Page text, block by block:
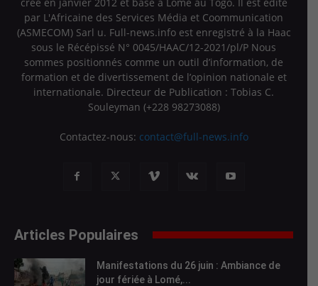
par L'Africaine des Services Média et Coommunication
(ASMECOM) Sarl u. Full-news.info est enregistré à la Haac
sous le Récépissé N° 0045/HAAC/12-2021/pl/P Nous
sommes positionnés comme un outil d’information, de
formation et de divertissement de l’opinion nationale et
internationale. Directeur de Publication : Tobias C.
Souleyman (+228 98273088)
Contactez-nous: contact@full-news.info
Articles Populaires
Manifestations du 26 juin : Ambiance de
jour fériée à Lomé,...